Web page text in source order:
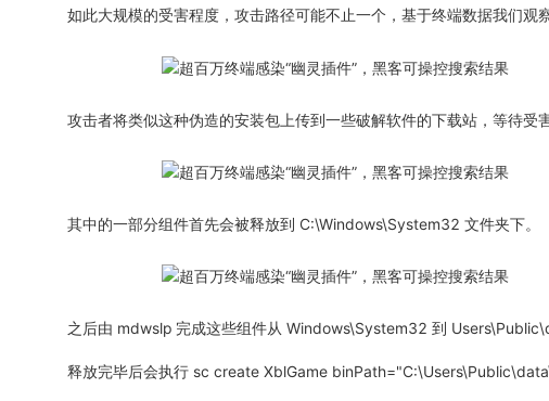
如此大规模的受害程度，攻击路径可能不止一个，基于终端数据我们观
攻击者将类似这种伪造的安装包上传到一些破解软件的下载站，等待受
其中的一部分组件首先会被释放到 C:\Windows\System32 文件夹下。
之后由 mdwslp 完成这些组件从 Windows\System32 到
释放完毕后会执行 sc create XblGame